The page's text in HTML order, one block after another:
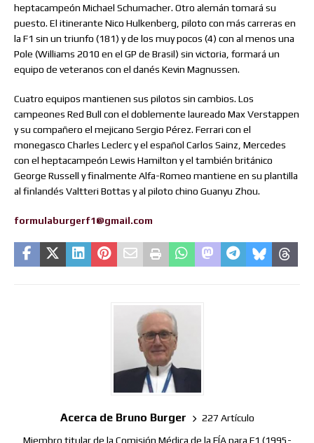
heptacampeón Michael Schumacher. Otro alemán tomará su
puesto. El itinerante Nico Hulkenberg, piloto con más carreras en
la F1 sin un triunfo (181) y de los muy pocos (4) con al menos una
Pole (Williams 2010 en el GP de Brasil) sin victoria, formará un
equipo de veteranos con el danés Kevin Magnussen.
Cuatro equipos mantienen sus pilotos sin cambios. Los
campeones Red Bull con el doblemente laureado Max Verstappen
y su compañero el mejicano Sergio Pérez. Ferrari con el
monegasco Charles Leclerc y el español Carlos Sainz, Mercedes
con el heptacampeón Lewis Hamilton y el también británico
George Russell y finalmente Alfa-Romeo mantiene en su plantilla
al finlandés Valtteri Bottas y al piloto chino Guanyu Zhou.
formulaburgerf1@gmail.com
Acerca de Bruno Burger 227 Artículo
Miembro titular de la Comisión Médica de la FÍA para F1 (1995-